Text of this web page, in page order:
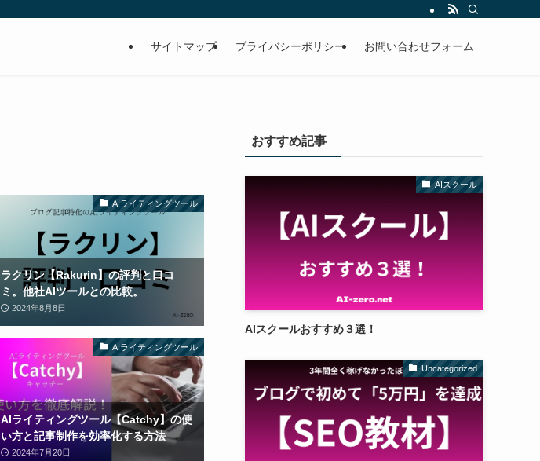
サイトマップ プライバシーポリシー お問い合わせフォーム
AIライティングツール
ラクリン【Rakurin】の評判と口コ
ミ。他社AIツールとの比較。
2024年8月8日
AIライティングツール
AIライティングツール【Catchy】の使
い方と記事制作を効率化する方法
2024年7月20日
おすすめ記事
AIスクール
AIスクールおすすめ３選！
Uncategorized